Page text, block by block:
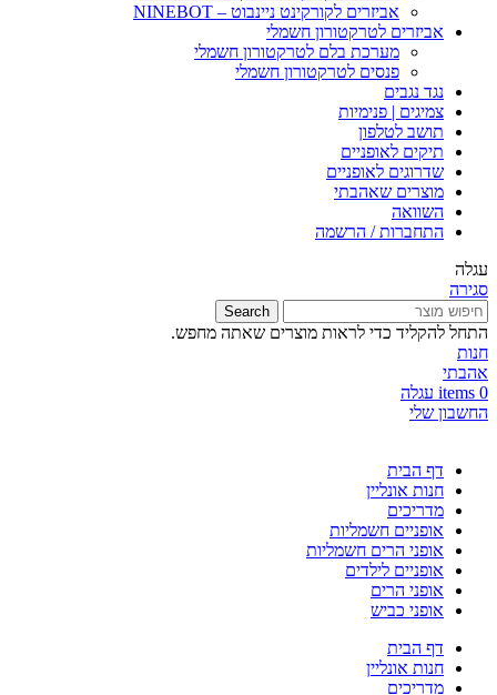
אביזרים לקורקינט ניינבוט – NINEBOT
אביזרים לטרקטורון חשמלי
מערכת בלם לטרקטורון חשמלי
פנסים לטרקטורון חשמלי
נגד נגבים
צמיגים | פנימיות
תושב לטלפון
תיקים לאופניים
שדרוגים לאופניים
מוצרים שאהבתי
השוואה
התחברות / הרשמה
עגלה
סגירה
Search
התחל להקליד כדי לראות מוצרים שאתה מחפש.
חנות
אהבתי
0
items עגלה
החשבון שלי
דף הבית
חנות אונליין
מדריכים
אופניים חשמליות
אופני הרים חשמליות
אופניים לילדים
אופני הרים
אופני כביש
דף הבית
חנות אונליין
מדריכים